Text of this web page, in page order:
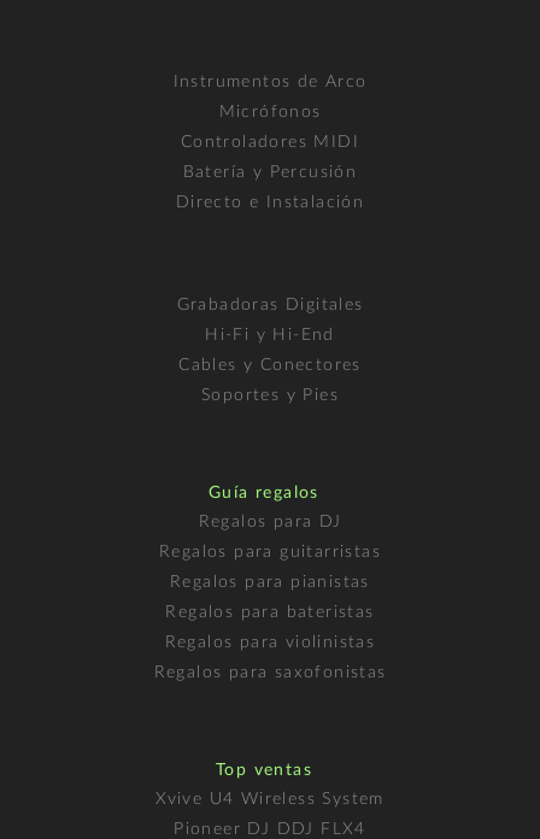
Instrumentos de Arco
Micrófonos
Controladores MIDI
Batería y Percusión
Directo e Instalación
Grabadoras Digitales
Hi-Fi y Hi-End
Cables y Conectores
Soportes y Pies
Guía regalos
Regalos para DJ
Regalos para guitarristas
Regalos para pianistas
Regalos para bateristas
Regalos para violinistas
Regalos para saxofonistas
Top ventas
Xvive U4 Wireless System
Pioneer DJ DDJ FLX4